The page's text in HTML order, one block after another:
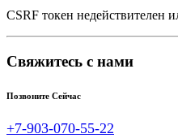
CSRF токен недействителен
Свяжитесь с нами
Позвоните Сейчас
+7-903-070-55-22